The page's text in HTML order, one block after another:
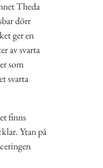
Theda
dörr
ger en
av svarta
som
svarta
finns
Ytan på